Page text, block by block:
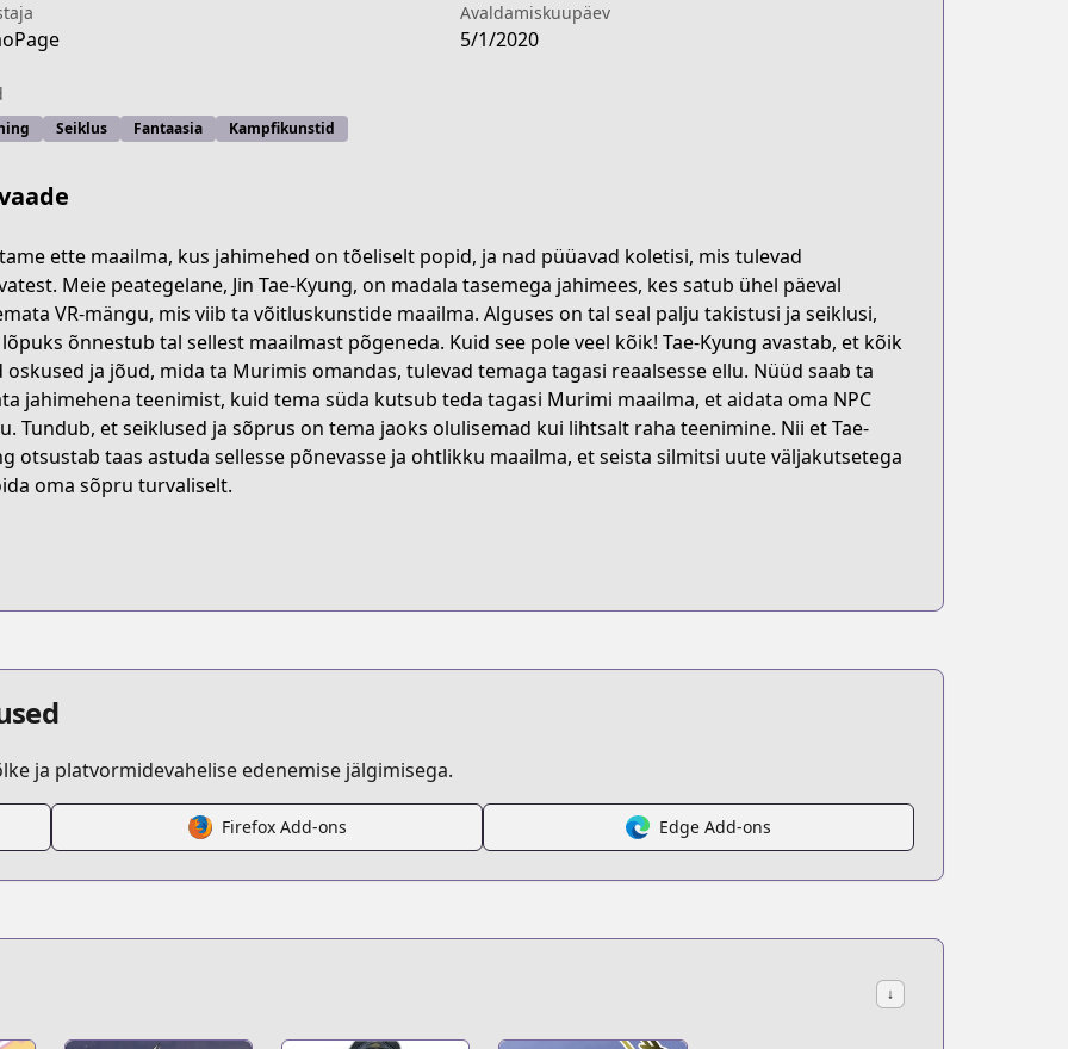
인-무림/2384?tab=episode
11042/
Avaldamiskuupäev
5/1/2020
Seiklus Fantaasia Kampfikunstid
ette maailma, kus jahimehed on tõeliselt popid, ja nad püüavad koletisi, mis tulevad
Meie peategelane, Jin Tae-Kyung, on madala tasemega jahimees, kes satub ühel päeval
VR-mängu, mis viib ta võitluskunstide maailma. Alguses on tal seal palju takistusi ja seiklusi,
õnnestub tal sellest maailmast põgeneda. Kuid see pole veel kõik! Tae-Kyung avastab, et kõik
oskused ja jõud, mida ta Murimis omandas, tulevad temaga tagasi reaalsesse ellu. Nüüd saab ta
jahimehena teenimist, kuid tema süda kutsub teda tagasi Murimi maailma, et aidata oma NPC
Tundub, et seiklused ja sõprus on tema jaoks olulisemad kui lihtsalt raha teenimine. Nii et Tae-
otsustab taas astuda sellesse põnevasse ja ohtlikku maailma, et seista silmitsi uute väljakutsetega
oma sõpru turvaliselt.
ja platvormidevahelise edenemise jälgimisega.
Firefox Add-ons Edge Add-ons
↓